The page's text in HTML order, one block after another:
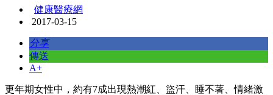
健康醫療網
2017-03-15
分享
傳送
A+
更年期女性中，約有7成出現熱潮紅、盜汗、睡不著、情緒激